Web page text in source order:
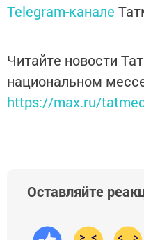
Telegram-канале
Читайте новости
национальном
https://max.ru/
Оставляйте